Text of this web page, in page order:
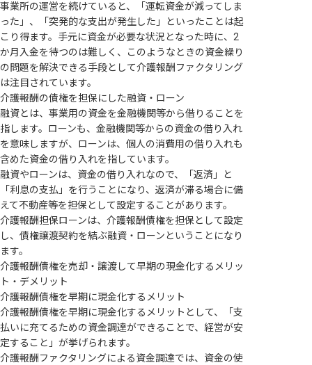
事業所の運営を続けていると、「運転資金が減ってしま
った」、「突発的な支出が発生した」といったことは起
こり得ます。手元に資金が必要な状況となった時に、2
か月入金を待つのは難しく、このようなときの資金繰り
の問題を解決できる手段として介護報酬ファクタリング
は注目されています。
介護報酬の債権を担保にした融資・ローン
融資とは、事業用の資金を金融機関等から借りることを
指します。ローンも、金融機関等からの資金の借り入れ
を意味しますが、ローンは、個人の消費用の借り入れも
含めた資金の借り入れを指しています。
融資やローンは、資金の借り入れなので、「返済」と
「利息の支払」を行うことになり、返済が滞る場合に備
えて不動産等を担保として設定することがあります。
介護報酬担保ローンは、介護報酬債権を担保として設定
し、債権譲渡契約を結ぶ融資・ローンということになり
ます。
介護報酬債権を売却・譲渡して早期の現金化するメリッ
ト・デメリット
介護報酬債権を早期に現金化するメリット
介護報酬債権を早期に現金化するメリットとして、「支
払いに充てるための資金調達ができることで、経営が安
定すること」が挙げられます。
介護報酬ファクタリングによる資金調達では、資金の使